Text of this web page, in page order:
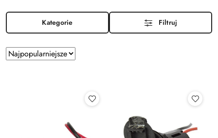
Kategorie Filtruj
Zastosowano
sortowanie:
Sortuj
według